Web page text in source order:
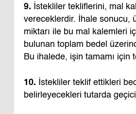
9. İstekliler tekliflerini, mal
vereceklerdir. İhale sonucu,
miktarı ile bu mal kalemleri
bulunan toplam bedel
Bu ihalede, işin tamamı için
10. İstekliler teklif ettikleri
belirleyecekleri tutarda